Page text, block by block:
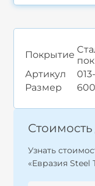
Покрытие
Артикул
Размер
600
Стоимость
Узнать
«Евразия Steel